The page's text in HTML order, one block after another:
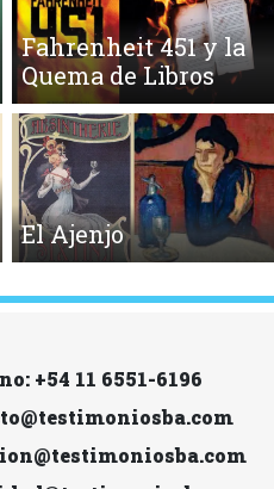
Fahrenheit 451 y la
Quema de Libros
El Ajenjo
+54 11 6551-6196